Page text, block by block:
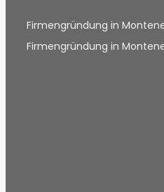
Firmengründung in
Firmengründung in